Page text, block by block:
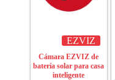
EZVIZ
Cámara EZVIZ de
batería solar para casa
inteligente